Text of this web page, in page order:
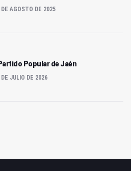
AGOSTO DE 2025
Popular de Jaén
JULIO DE 2026